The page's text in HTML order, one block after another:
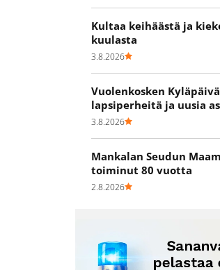
Kultaa keihäästä ja
kuulasta
3.8.2026
Vuolenkosken
lapsiperheitä ja uusia
3.8.2026
Mankalan Seudun
toiminut 80 vuotta
2.8.2026